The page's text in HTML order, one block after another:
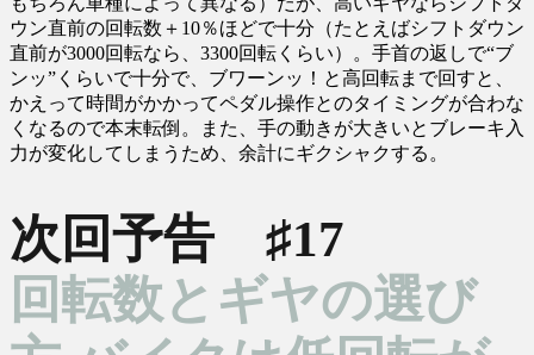
ウン直前の回転数＋10％ほどで十分（たとえばシフトダウン
直前が3000回転なら、3300回転くらい）。手首の返しで“ブ
ンッ”くらいで十分で、ブワーンッ！と高回転まで回すと、
かえって時間がかかってペダル操作とのタイミングが合わな
くなるので本末転倒。また、手の動きが大きいとブレーキ入
力が変化してしまうため、余計にギクシャクする。
次回予告 ♯17
回転数とギヤの選び